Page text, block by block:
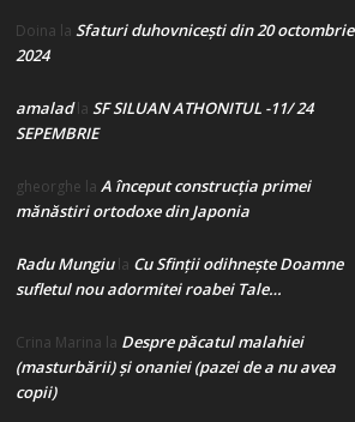
Doina la Sfaturi duhovnicești din 20 octombrie
2024
amaladla SF SILUAN ATHONITUL -11/ 24
SEPEMBRIE
gheorghe la A început construcţia primei
mănăstiri ortodoxe din Japonia
Radu Mungiula Cu Sfinții odihnește Doamne
sufletul nou adormitei roabei Tale…
Crina Marina la Despre păcatul malahiei
(masturbării) şi onaniei (pazei de a nu avea
copii)